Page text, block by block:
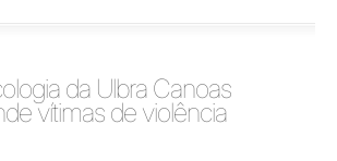
da Ulbra Canoas
vítimas de violência